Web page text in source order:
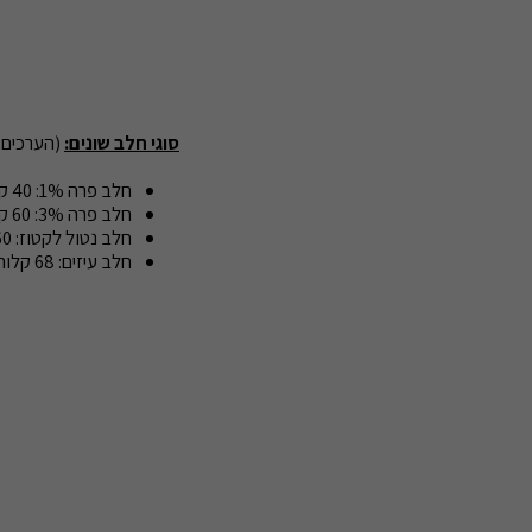
סוגי חלב שונים: (הערכים ל-
חלב פרה 1%: 40 קלוריות, 3.1 גרם חלבון, 5 גרם פחמימה ו- 100 מ"ג סידן
חלב פרה 3%: 60 קלוריות, 3.4 גרם חלבון, 4.9 גרם פחמימה ו- 200 מ"ג סידן
חלב נטול לקטוז: 60 קלוריות, 3.3 גרם חלבון, 4.9 גרם פחמימה ו- 100 מ"ג סידן
חלב עיזים: 68 קלוריות, 3.4 גרם חלבון, 4.9 גרם פחמימה ו- 105 מ"ג סידן